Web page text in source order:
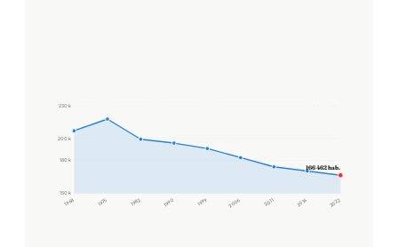
150 k
180 k
200 k
230 k
1968 1975 1982 1990 1999 2006 2011 2016 2022
166 462 hab.